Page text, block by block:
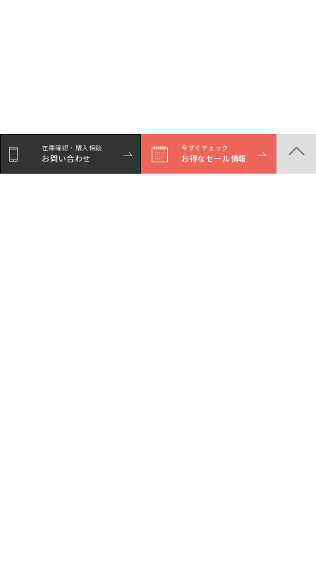
在庫確認・購入相談
お問い合わせ
今すぐチェック
お得なセール情報